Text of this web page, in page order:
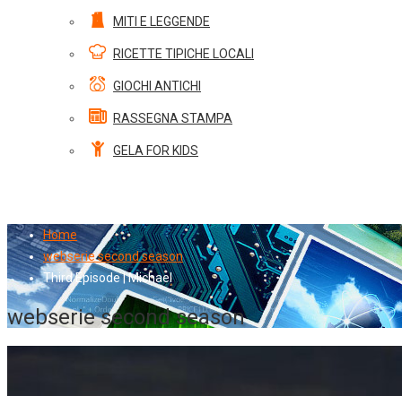
MITI E LEGGENDE
RICETTE TIPICHE LOCALI
GIOCHI ANTICHI
RASSEGNA STAMPA
GELA FOR KIDS
Home
webserie second season
Third Episode | Michael
webserie second season